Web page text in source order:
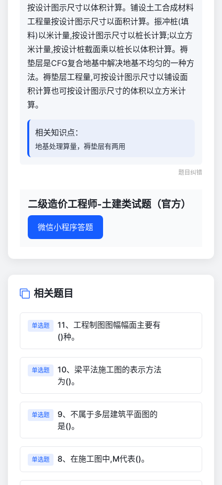
按设计图示尺寸以体积计算。铺设土工合成材料
工程量按设计图示尺寸以面积计算。振冲桩(填
料)以米计量,按设计图示尺寸以桩长计算;以立方
米计量,按设计桩截面乘以桩长以体积计算。褥
垫层是CFG复合地基中解决地基不均匀的一种方
法。褥垫层工程量,可按设计图示尺寸以铺设面
积计算也可按设计图示尺寸的体积以立方米计
算。
相关知识点：
地基处理算量，褥垫层有两用
题目纠错
二级造价工程师-土建类试题（官方）
微信小程序答题
相关题目
单选题
11、工程制图图幅幅面主要有
()种。
单选题
10、梁平法施工图的表示方法
为()。
单选题
9、不属于多层建筑平面图的
是()。
单选题 8、在施工图中,M代表()。